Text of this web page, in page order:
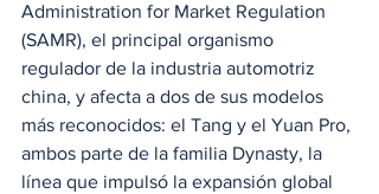
Administration for Market Regulation
(SAMR), el principal organismo
regulador de la industria automotriz
china, y afecta a dos de sus modelos
más reconocidos: el Tang y el Yuan Pro,
ambos parte de la familia Dynasty, la
línea que impulsó la expansión global